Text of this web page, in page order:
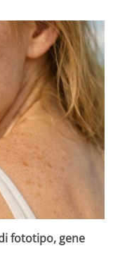
fototipo, gene